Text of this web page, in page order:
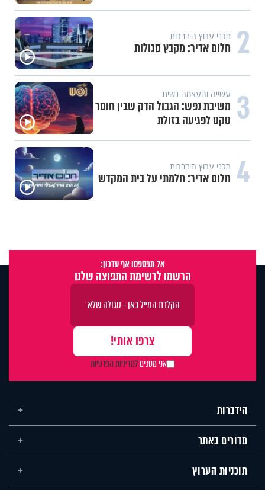
2 תכני ערוץ הידברות
חלום אדיר: מקבץ סגולות
3 עשייה והעצמה נשית
משיבת נפש: הגבול הדק שבין חוסר
טקט לפגיעה בזולת
4 תכני ערוץ הידברות
חלום אדיר: חלמתי על בית המקדש
אל תפספסו אף עדכון:
הרשמו לרשימת התפוצה שלנו
אני מסכיםלמדיניות הפרטיות
הידברות
מדורים באתר
תוכניות הערוץ